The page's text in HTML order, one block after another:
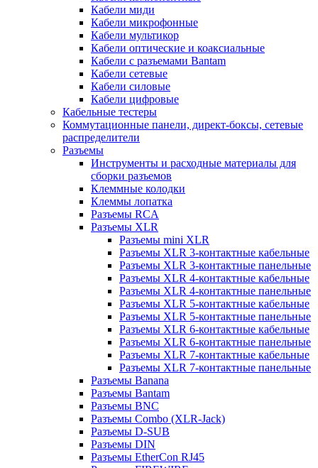
Кабели миди
Кабели микрофонные
Кабели мультикор
Кабели оптические и коаксиальные
Кабели с разъемами Bantam
Кабели сетевые
Кабели силовые
Кабели цифровые
Кабельные тестеры
Коммутационные панели, директ-боксы, сетевые
распределители
Разъемы
Инструменты и расходные материалы для
сборки разъемов
Клеммные колодки
Клеммы лопатка
Разъемы RCA
Разъемы XLR
Разъемы mini XLR
Разъемы XLR 3-контактные кабельные
Разъемы XLR 3-контактные панельные
Разъемы XLR 4-контактные кабельные
Разъемы XLR 4-контактные панельные
Разъемы XLR 5-контактные кабельные
Разъемы XLR 5-контактные панельные
Разъемы XLR 6-контактные кабельные
Разъемы XLR 6-контактные панельные
Разъемы XLR 7-контактные кабельные
Разъемы XLR 7-контактные панельные
Разъемы Banana
Разъемы Bantam
Разъемы BNC
Разъемы Combo (XLR-Jack)
Разъемы D-SUB
Разъемы DIN
Разъемы EtherCon RJ45